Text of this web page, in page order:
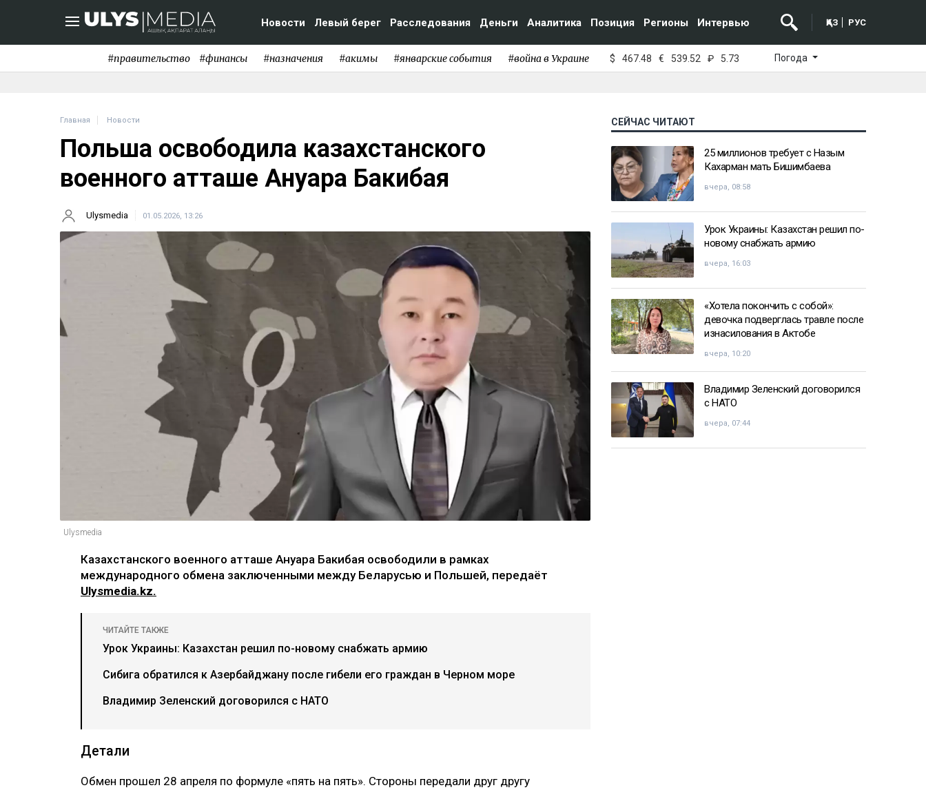
Новости Левый берег Расследования Деньги Аналитика Позиция Регионы Интервью ҚАЗ РУС
#правительство #финансы #назначения #акимы #январские события #война в Украине $ 467.48 € 539.52 ₽ 5.73 Погода
Главная Новости
Польша освободила казахстанского
военного атташе Ануара Бакибая
Ulysmedia 01.05.2026, 13:26
Ulysmedia
Казахстанского военного атташе Ануара Бакибая освободили в рамках
международного обмена заключенными между Беларусью и Польшей, передаёт
Ulysmedia.kz.
ЧИТАЙТЕ ТАКЖЕ
Урок Украины: Казахстан решил по-новому снабжать армию
Сибига обратился к Азербайджану после гибели его граждан в Черном море
Владимир Зеленский договорился с НАТО
Детали
Обмен прошел 28 апреля по формуле «пять на пять». Стороны передали друг другу
СЕЙЧАС ЧИТАЮТ
25 миллионов требует с Назым
Кахарман мать Бишимбаева
вчера, 08:58
Урок Украины: Казахстан решил по-
новому снабжать армию
вчера, 16:03
«Хотела покончить с собой»:
девочка подверглась травле после
изнасилования в Актобе
вчера, 10:20
Владимир Зеленский договорился
с НАТО
вчера, 07:44